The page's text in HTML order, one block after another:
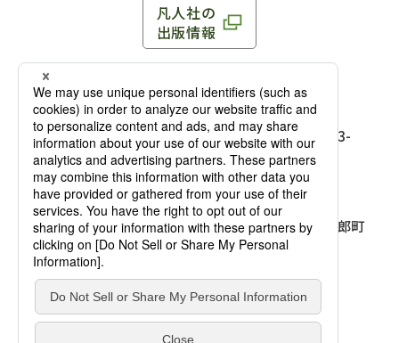
凡人社の
出版情報
〒102-0093 東京都千代田区平河町 1-3-13 8F
TEL：03-3263-3959／FAX：03-3263-3116
麹町店
〒102-0093 東京都千代田区平河町1-3-
13 8F［アクセス］
TEL：03-3239-8673／FAX：03-3263-
3116
大阪店
〒541-0056 大阪府大阪市中央区久太郎町
4-2-10
大西ビルディング 1階［
TEL：06-4256-2684／FAX：03-6733-
7887